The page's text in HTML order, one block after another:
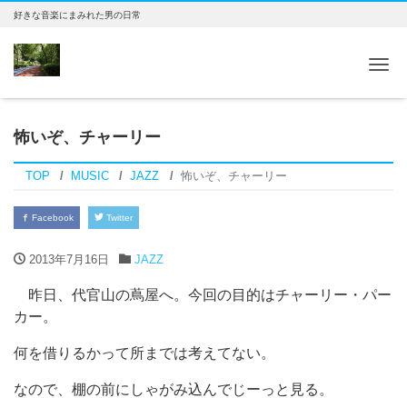
好きな音楽にまみれた男の日常
怖いぞ、チャーリー
TOP MUSIC JAZZ 怖いぞ、チャーリー
Facebook Twitter
2013年7月16日 JAZZ
昨日、代官山の蔦屋へ。今回の目的はチャーリー・パー
カー。
何を借りるかって所までは考えてない。
なので、棚の前にしゃがみ込んでじーっと見る。